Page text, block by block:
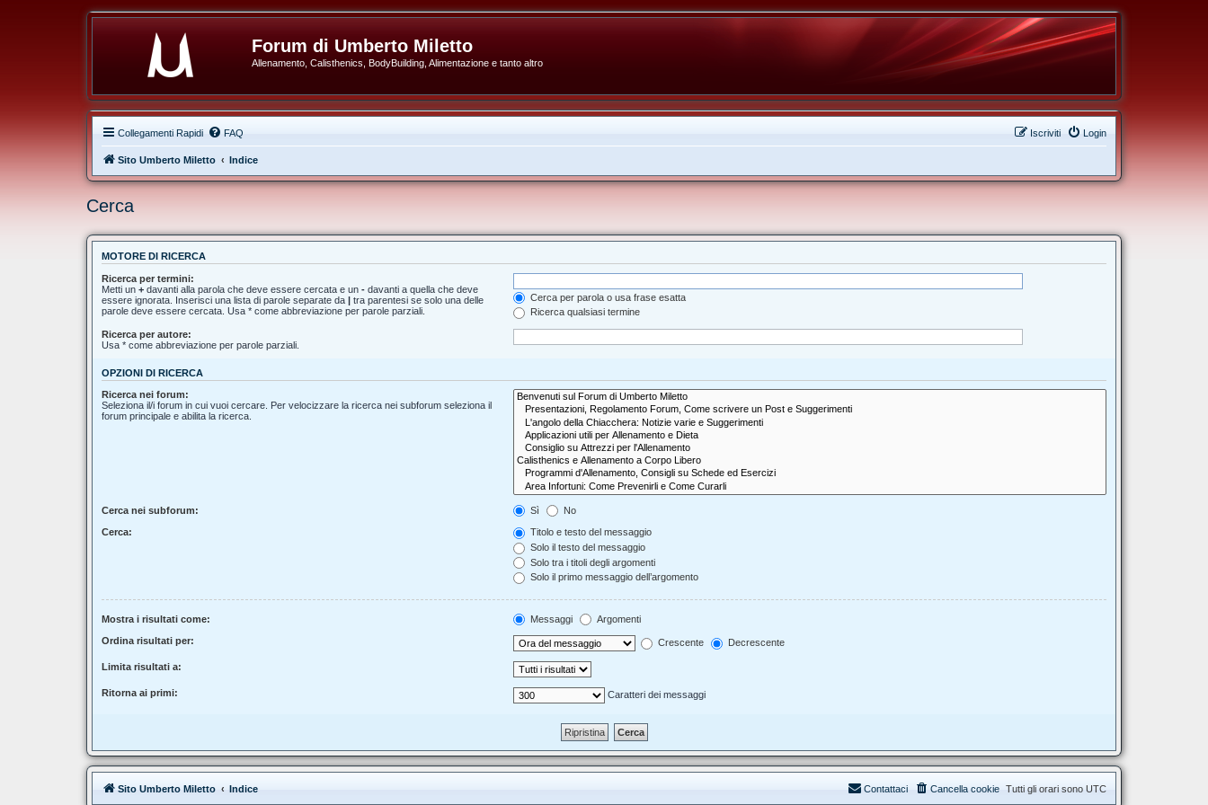
Forum di Umberto Miletto
Allenamento, Calisthenics, BodyBuilding, Alimentazione e tanto altro
Collegamenti Rapidi FAQ Login
Iscriviti
Sito Umberto Miletto Indice
Cerca
MOTORE DI RICERCA
Ricerca per termini:
Metti un + davanti alla parola che deve essere cercata e un - davanti a quella che deve
essere ignorata. Inserisci una lista di parole separate da | tra parentesi se solo una delle
parole deve essere cercata. Usa * come abbreviazione per parole parziali.
Cerca per parola o usa frase esatta
Ricerca qualsiasi termine
Ricerca per autore:
Usa * come abbreviazione per parole parziali.
OPZIONI DI RICERCA
Ricerca nei forum:
Seleziona il/i forum in cui vuoi cercare. Per velocizzare la ricerca nei subforum seleziona il
forum principale e abilita la ricerca.
Cerca nei subforum: Sì No
Cerca:
Titolo e testo del messaggio
Solo il testo del messaggio
Solo tra i titoli degli argomenti
Solo il primo messaggio dell’argomento
Mostra i risultati come: Messaggi Argomenti
Ordina risultati per: Crescente Decrescente
Limita risultati a:
Ritorna ai primi: Caratteri dei messaggi
Sito Umberto Miletto Indice Tutti gli orari sono UTC
Cancella cookie
Contattaci